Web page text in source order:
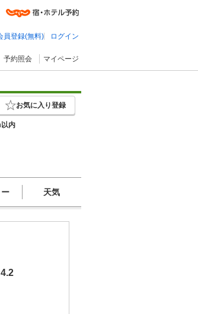
員登録(無料) ログイン
予約照会 マイページ
お気に入り登録
以内
天気
4.2